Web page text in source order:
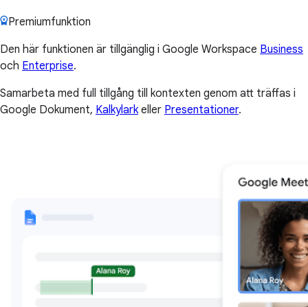
Premiumfunktion
Den här funktionen är tillgänglig i Google Workspace Business
och Enterprise.
Samarbeta med full tillgång till kontexten genom att träffas i
Google Dokument, Kalkylarkeller Presentationer.